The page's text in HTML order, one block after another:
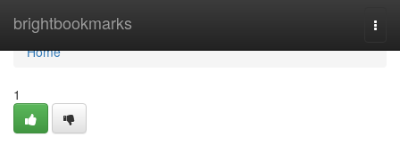
brightbookmarks
Home
Home
1